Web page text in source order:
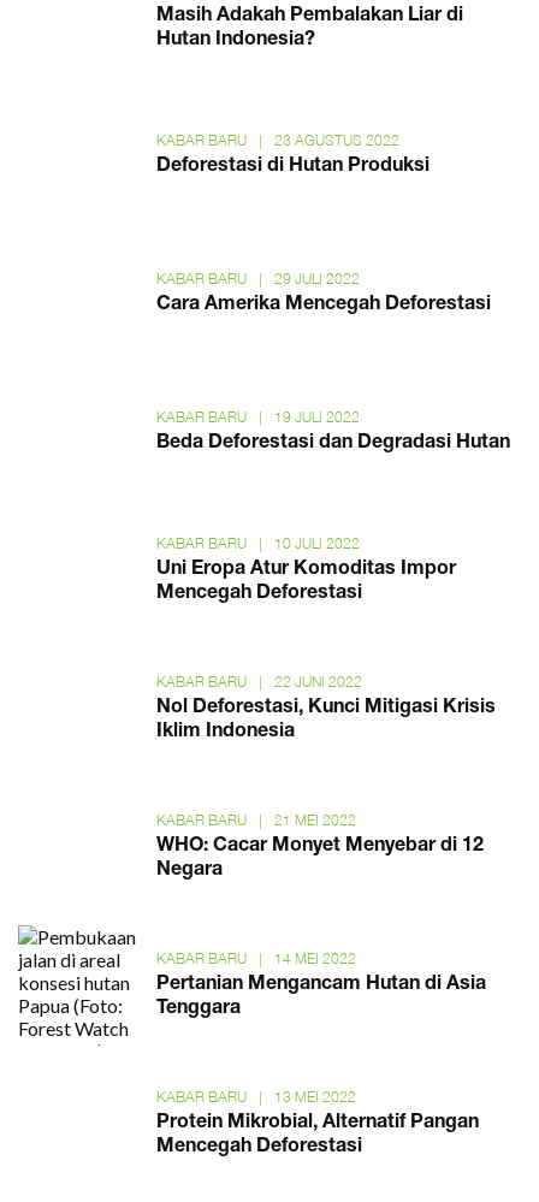
Masih Adakah Pembalakan Liar di
Hutan Indonesia?
KABAR BARU | 23 AGUSTUS 2022
Deforestasi di Hutan Produksi
KABAR BARU | 29 JULI 2022
Cara Amerika Mencegah Deforestasi
KABAR BARU | 19 JULI 2022
Beda Deforestasi dan Degradasi Hutan
KABAR BARU | 10 JULI 2022
Uni Eropa Atur Komoditas Impor
Mencegah Deforestasi
KABAR BARU | 22 JUNI 2022
Nol Deforestasi, Kunci Mitigasi Krisis
Iklim Indonesia
KABAR BARU | 21 MEI 2022
WHO: Cacar Monyet Menyebar di 12
Negara
KABAR BARU | 14 MEI 2022
Pertanian Mengancam Hutan di Asia
Tenggara
KABAR BARU | 13 MEI 2022
Protein Mikrobial, Alternatif Pangan
Mencegah Deforestasi